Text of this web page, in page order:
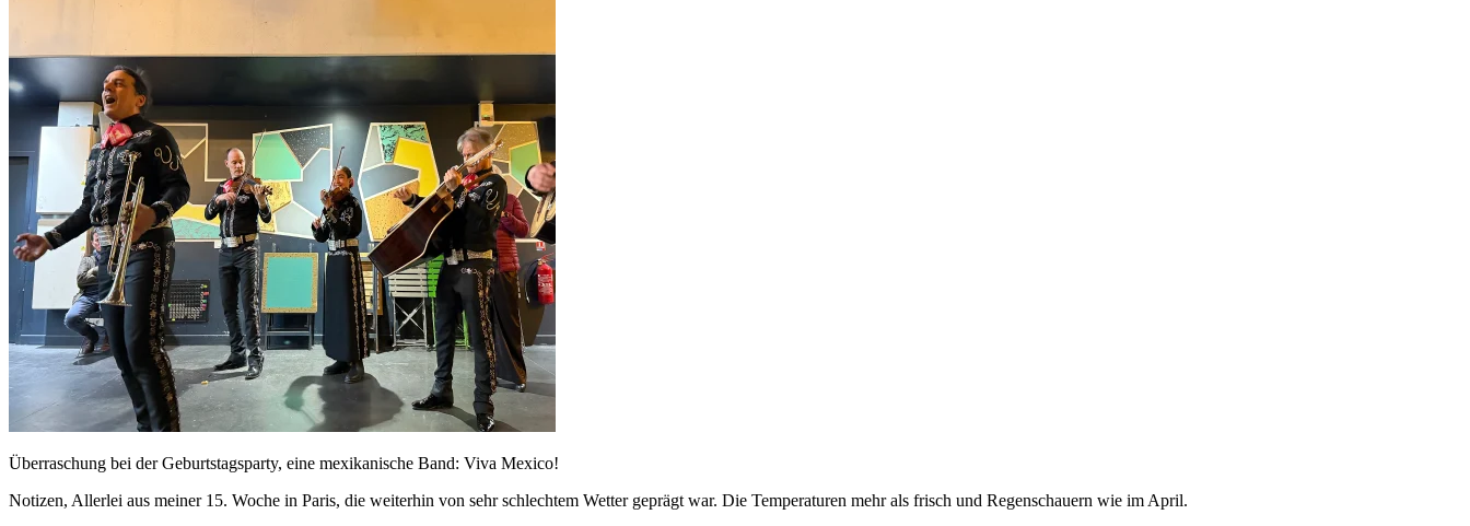
Überraschung bei der Geburtstagsparty, eine mexikanische Band: Viva Mexico!
Notizen, Allerlei aus meiner 15. Woche in Paris, die weiterhin von sehr schlechtem Wetter geprägt war. Die Temperaturen mehr als frisch und Regenschauern wie im April.